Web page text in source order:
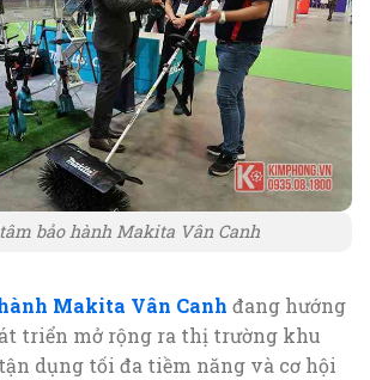
bảo hành Makita Vân Canh
Makita Vân Canh đang hướng
triển mở rộng ra thị trường khu
dụng tối đa tiềm năng và cơ hội